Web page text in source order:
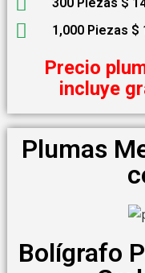
1,000 Piezas $
Precio
incluye
Plumas
Bolígrafo